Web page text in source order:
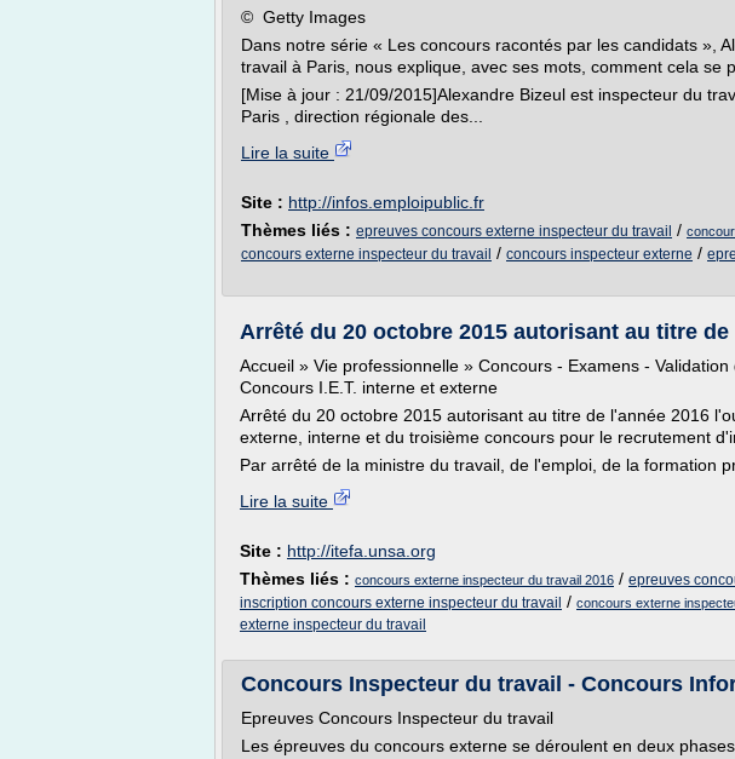
© Getty Images
Dans notre série « Les concours racontés par les candidats »,
travail à Paris, nous explique, avec ses mots, comment cela se
[Mise à jour : 21/09/2015]Alexandre Bizeul est inspecteur du
Paris , direction régionale des...
Lire la suite
Site : http://infos.emploipublic.fr
Thèmes liés : epreuves concours externe inspecteur du travail /
concours externe inspecteur du travail / concours inspecteur externe /
Arrêté du 20 octobre 2015 autorisant au titre de
Accueil » Vie professionnelle » Concours - Examens -
Concours I.E.T. interne et externe
Arrêté du 20 octobre 2015 autorisant au titre de l'année 2016
externe, interne et du troisième concours pour le recrutement
Par arrêté de la ministre du travail, de l'emploi, de la formation
Lire la suite
Site : http://itefa.unsa.org
Thèmes liés : concours externe inspecteur du travail 2016 / epreuves
inscription concours externe inspecteur du travail / concours externe
externe inspecteur du travail
Concours Inspecteur du travail - Concours
Epreuves Concours Inspecteur du travail
Les épreuves du concours externe se déroulent en deux phases.